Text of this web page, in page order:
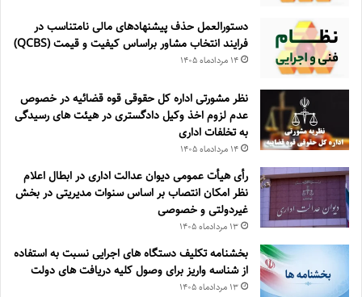
دستورالعمل حذف پيشنهادهای مالی نامتناسب در
فرايند انتخاب مشاور براساس كيفيت و قيمت (QCBS)
۱۴ مرداد‌ماه ۱۴۰۵
نظر مشورتی اداره کل حقوقی قوه قضائیه در خصوص
عدم لزوم اخذ وکیل دادگستری در هیئت های رسیدگی
به تخلفات اداری
۱۴ مرداد‌ماه ۱۴۰۵
رأی هیأت عمومی دیوان عدالت اداری در ابطال اعلام
نظر امکان انتصاب بر اساس سنوات مدیریتی در بخش
غیردولتی و خصوصی
۱۳ مرداد‌ماه ۱۴۰۵
بخشنامه تکلیف دستگاه های اجرایی نسبت به استفاده
از شناسه واریز برای وصول کلیه دریافت های دولت
۱۳ مرداد‌ماه ۱۴۰۵